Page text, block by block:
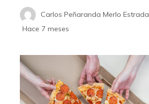
Carlos Peñaranda Merlo Estrada
Hace 7 meses